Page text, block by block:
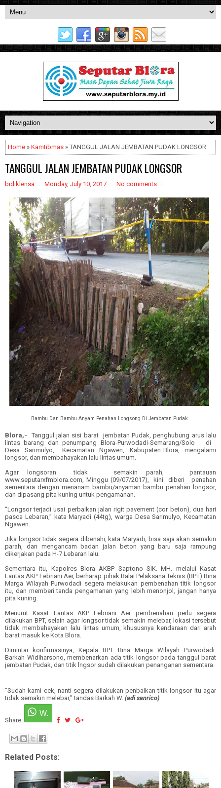
Home » Kamtibmas » TANGGUL JALAN JEMBATAN PUDAK LONGSOR
TANGGUL JALAN JEMBATAN PUDAK LONGSOR
bidiklensa Monday, July 10, 2017 No comments
Bambu Dan Bambu Anyam Penahan Longsong Di Jembatan Pudak
Blora,- Tanggul jalan sisi barat jembatan Pudak, penghubung arus lalu
lintas barang dan penumpang Blora-Purwodadi-Semarang/Solo di
Desa Sarimulyo, Kecamatan Ngawen, Kabupaten Blora, mengalami
longsor, dan membahayakan lalu lintas umum.
Agar longsoran tidak semakin parah, pantauan
www.seputarxfmblora.com, Minggu (09/07/2017), kini diberi penahan
sementara dengan menanam bambu/anyaman bambu penahan longsor,
dan dipasang pita kuning untuk pengamanan.
“Longsor terjadi usai perbaikan jalan rigit pavement (cor beton), dua hari
pasca Lebaran,” kata Maryadi (44tg), warga Desa Sarimulyo, Kecamatan
Ngawen.
Jika longsor tidak segera dibenahi, kata Maryadi, bisa saja akan semakin
parah, dan mengancam badan jalan beton yang baru saja rampung
dikerjakan pada H-7 Lebaran lalu.
Sementara itu, Kapolres Blora AKBP Saptono SIK. MH. melalui Kasat
Lantas AKP Febriani Aer, berharap pihak Balai Pelaksana Teknis (BPT) Bina
Marga Wilayah Purwodadi segera melakukan pembenahan titik longsor
itu, dan memberi tanda pengamanan yang lebih menonjol, jangan hanya
pita kuning.
Menurut Kasat Lantas AKP Febriani Aer pembenahan perlu segera
dilakukan BPT, selain agar longsor tidak semakin melebar, lokasi tersebut
tidak membahayakan lalu lintas umum, khususnya kendaraan dari arah
barat masuk ke Kota Blora.
Dimintai konfirmasinya, Kepala BPT Bina Marga Wilayah Purwodadi
Barkah Widiharsono, membenarkan ada titik longsor pada tanggul barat
jembatan Pudak, dan titik lngsor sudah dilakukan penanganan sementara.
“Sudah kami cek, nanti segera dilakukan penbaikan titik longsor itu agar
tidak semakin melebar,” tandas Barkah W. (adi sanrico)
Share:
Related Posts: